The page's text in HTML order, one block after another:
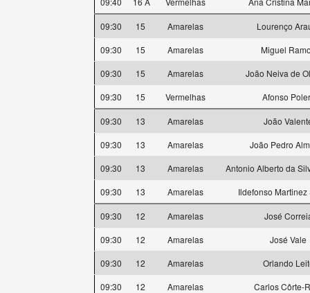
09:30 15 Amarelas
Lourenço
09:30
15 Amarelas
Miguel
09:30
15 Amarelas
João Neiva de
09:30
15 Vermelhas Afonso
09:30 13 Amarelas
João
09:30
13 Amarelas
João Pedro
09:30
13 Amarelas
Antonio Alberto da
09:30
13 Amarelas Ildefonso Martinez
09:30 12 Amarelas
José
09:30
12 Amarelas
José Vale
09:30
12 Amarelas
Orlando
09:30
12 Amarelas Carlos Côrte-